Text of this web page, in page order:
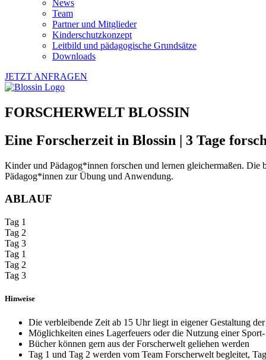
News
Team
Partner und Mitglieder
Kinderschutzkonzept
Leitbild und pädagogische Grundsätze
Downloads
JETZT ANFRAGEN
FORSCHERWELT BLOSSIN
Eine Forscherzeit in Blossin | 3 Tage
Kinder und Pädagog*innen forschen und lernen gleichermaßen.
Pädagog*innen zur Übung und Anwendung.
ABLAUF
Tag 1
Tag 2
Tag 3
Tag 1
Tag 2
Tag 3
Hinweise
Die verbleibende Zeit ab 15 Uhr liegt in eigener Gestaltung
Möglichkeiten eines Lagerfeuers oder die Nutzung einer
Bücher können gern aus der Forscherwelt geliehen werden
Tag 1 und Tag 2 werden vom Team Forscherwelt begleitet,